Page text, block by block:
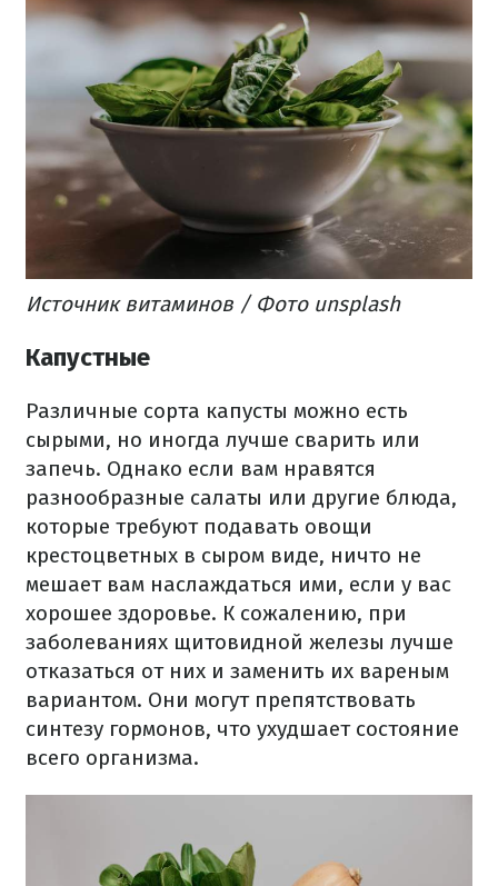
Источник витаминов / Фото unsplash
Капустные
Различные сорта капусты можно есть
сырыми, но иногда лучше сварить или
запечь. Однако если вам нравятся
разнообразные салаты или другие блюда,
которые требуют подавать овощи
крестоцветных в сыром виде, ничто не
мешает вам наслаждаться ими, если у вас
хорошее здоровье. К сожалению, при
заболеваниях щитовидной железы лучше
отказаться от них и заменить их вареным
вариантом. Они могут препятствовать
синтезу гормонов, что ухудшает состояние
всего организма.